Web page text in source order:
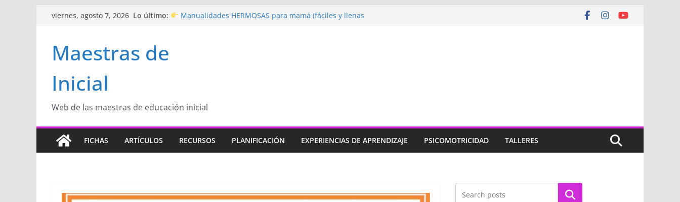
Saltarviernes, agosto 7, 2026 Lo último:
Manualidades HERMOSAS para mamá (fáciles y llenas
Inicial
Maestras de
Inicial
Web de las maestras de educación inicial
FICHAS ARTÍCULOS RECURSOS PLANIFICACIÓN EXPERIENCIAS DE APRENDIZAJE PSICOMOTRICIDAD TALLERES
Buscar